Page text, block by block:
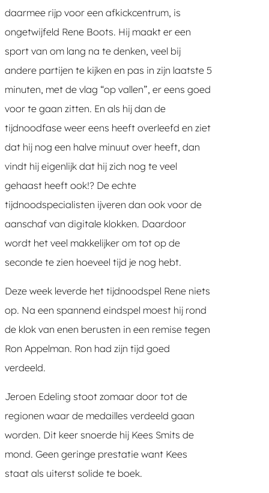
daarmee rijp voor een afkickcentrum, is
ongetwijfeld Rene Boots. Hij maakt er een
sport van om lang na te denken, veel bij
andere partijen te kijken en pas in zijn laatste 5
minuten, met de vlag “op vallen”, er eens goed
voor te gaan zitten. En als hij dan de
tijdnoodfase weer eens heeft overleefd en ziet
dat hij nog een halve minuut over heeft, dan
vindt hij eigenlijk dat hij zich nog te veel
gehaast heeft ook!? De echte
tijdnoodspecialisten ijveren dan ook voor de
aanschaf van digitale klokken. Daardoor
wordt het veel makkelijker om tot op de
seconde te zien hoeveel tijd je nog hebt.
Deze week leverde het tijdnoodspel Rene niets
op. Na een spannend eindspel moest hij rond
de klok van enen berusten in een remise tegen
Ron Appelman. Ron had zijn tijd goed
verdeeld.
Jeroen Edeling stoot zomaar door tot de
regionen waar de medailles verdeeld gaan
worden. Dit keer snoerde hij Kees Smits de
mond. Geen geringe prestatie want Kees
staat als uiterst solide te boek.